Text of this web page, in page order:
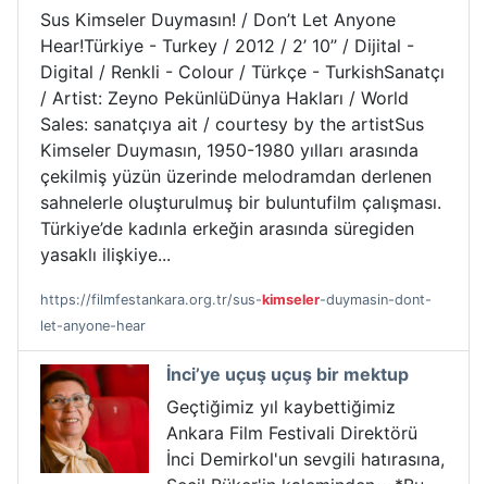
Sus Kimseler Duymasın! / Don’t Let Anyone
Hear!Türkiye - Turkey / 2012 / 2’ 10’’ / Dijital -
Digital / Renkli - Colour / Türkçe - TurkishSanatçı
/ Artist: Zeyno PekünlüDünya Hakları / World
Sales: sanatçıya ait / courtesy by the artistSus
Kimseler Duymasın, 1950-1980 yılları arasında
çekilmiş yüzün üzerinde melodramdan derlenen
sahnelerle oluşturulmuş bir buluntufilm çalışması.
Türkiye’de kadınla erkeğin arasında süregiden
yasaklı ilişkiye...
https://filmfestankara.org.tr/sus-kimseler-duymasin-dont-
let-anyone-hear
İnci’ye uçuş uçuş bir mektup
Geçtiğimiz yıl kaybettiğimiz
Ankara Film Festivali Direktörü
İnci Demirkol'un sevgili hatırasına,